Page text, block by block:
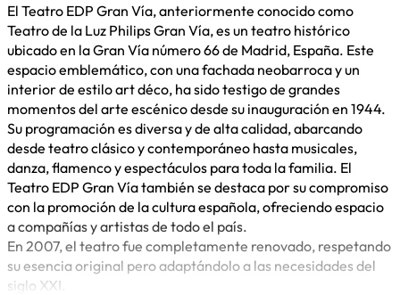
El Teatro EDP Gran Vía, anteriormente conocido como
Teatro de la Luz Philips Gran Vía, es un teatro histórico
ubicado en la Gran Vía número 66 de Madrid, España. Este
espacio emblemático, con una fachada neobarroca y un
interior de estilo art déco, ha sido testigo de grandes
momentos del arte escénico desde su inauguración en 1944.
Su programación es diversa y de alta calidad, abarcando
desde teatro clásico y contemporáneo hasta musicales,
danza, flamenco y espectáculos para toda la familia. El
Teatro EDP Gran Vía también se destaca por su compromiso
con la promoción de la cultura española, ofreciendo espacio
a compañías y artistas de todo el país.
En 2007, el teatro fue completamente renovado, respetando
su esencia original pero adaptándolo a las necesidades del
siglo XXI.